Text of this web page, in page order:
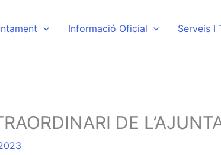
Informació Oficial Serveis I
DE